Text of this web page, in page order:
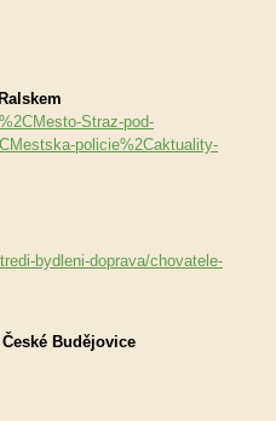
Straz-pod-
policie%2Caktuality-
bydleni-doprava/chovatele-
Budějovice